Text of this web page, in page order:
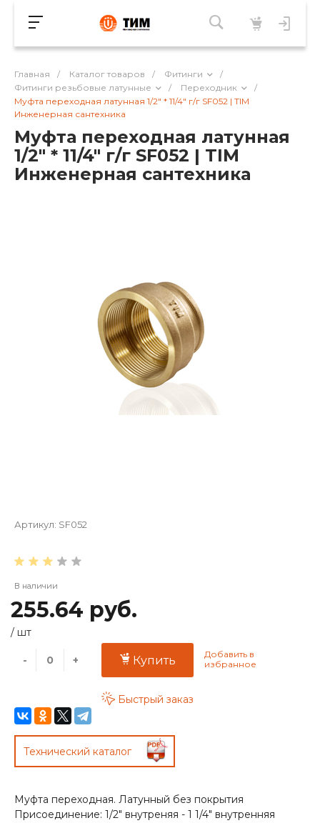
Главная / Каталог товаров / Фитинги
/
Фитинги резьбовые латунные
/ Переходник
/
Муфта переходная латунная 1/2" * 11/4" г/г SF052 | TIM
Инженерная сантехника
Муфта переходная латунная
1/2" * 11/4" г/г SF052 | TIM
Инженерная сантехника
Артикул: SF052
В наличии
255.64 руб.
/ шт
- + Купить
Быстрый заказ
Технический каталог
Муфта переходная. Латунный без покрытия
Присоединение: 1/2" внутреняя - 1 1/4" внутренняя